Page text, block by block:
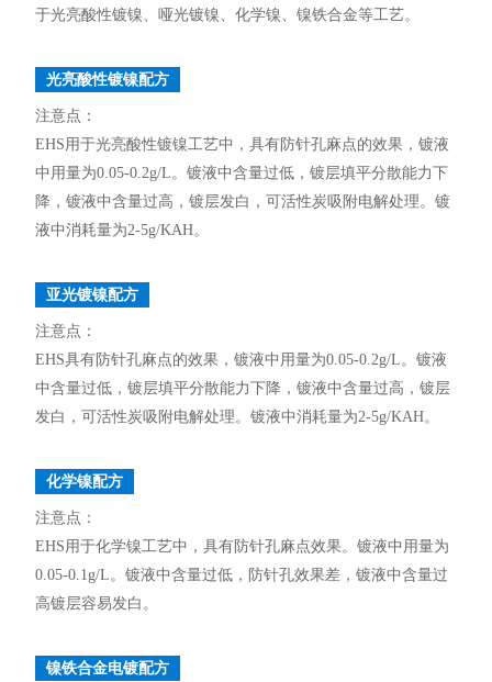
于光亮酸性镀镍、哑光镀镍、化学镍、镍铁合金等工艺。
光亮酸性镀镍配方
注意点：
EHS用于光亮酸性镀镍工艺中，具有防针孔麻点的效果，镀液
中用量为0.05-0.2g/L。镀液中含量过低，镀层填平分散能力下
降，镀液中含量过高，镀层发白，可活性炭吸附电解处理。镀
液中消耗量为2-5g/KAH。
亚光镀镍配方
注意点：
EHS具有防针孔麻点的效果，镀液中用量为0.05-0.2g/L。镀液
中含量过低，镀层填平分散能力下降，镀液中含量过高，镀层
发白，可活性炭吸附电解处理。镀液中消耗量为2-5g/KAH。
化学镍配方
注意点：
EHS用于化学镍工艺中，具有防针孔麻点效果。镀液中用量为
0.05-0.1g/L。镀液中含量过低，防针孔效果差，镀液中含量过
高镀层容易发白。
镍铁合金电镀配方